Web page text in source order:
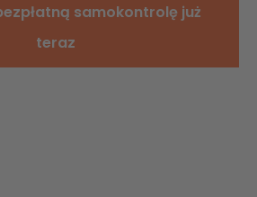
samokontrolę już
teraz